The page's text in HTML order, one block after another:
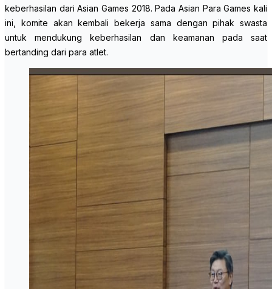
keberhasilan dari Asian Games 2018. Pada Asian Para Games kali
ini, komite akan kembali bekerja sama dengan pihak swasta
untuk mendukung keberhasilan dan keamanan pada saat
bertanding dari para atlet.